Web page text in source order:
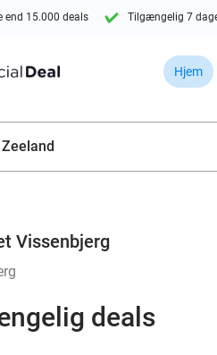
end 15.000 deals Tilgængelig 7
Hjem
Zeeland
Vissenbjerg
deals